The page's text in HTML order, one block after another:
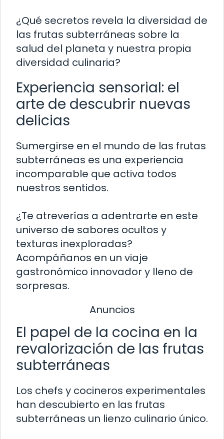
¿Qué secretos revela la diversidad de
las frutas subterráneas sobre la
salud del planeta y nuestra propia
diversidad culinaria?
Experiencia sensorial: el
arte de descubrir nuevas
delicias
Sumergirse en el mundo de las frutas
subterráneas es una experiencia
incomparable que activa todos
nuestros sentidos.
¿Te atreverías a adentrarte en este
universo de sabores ocultos y
texturas inexploradas?
Acompáñanos en un viaje
gastronómico innovador y lleno de
sorpresas.
Anuncios
El papel de la cocina en la
revalorización de las frutas
subterráneas
Los chefs y cocineros experimentales
han descubierto en las frutas
subterráneas un lienzo culinario único.